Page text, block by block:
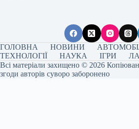
ГОЛОВНА НОВИНИ
ТЕХНОЛОГІЇ
НАУКА ІГРИ
Всі матеріали захищено © 2026
згоди авторів суворо заборонено